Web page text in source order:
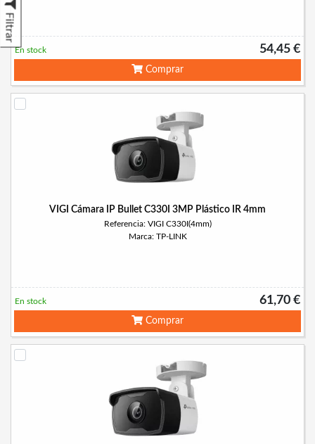
Filtrar
54,45 €
En stock
Comprar
VIGI Cámara IP Bullet C330I 3MP Plástico IR 4mm
Referencia: VIGI C330I(4mm)
Marca: TP-LINK
61,70 €
En stock
Comprar